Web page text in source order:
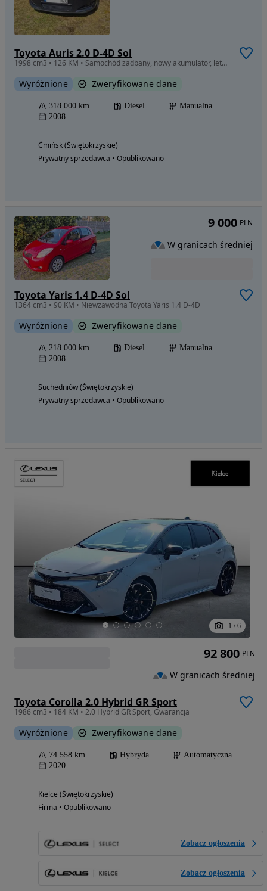
Toyota Auris 2.0 D-4D Sol
1998 cm3 • 126 KM • Samochód zadbany, nowy akumulator, letnie opony kupione w 2025, z
Wyróżnione Zweryfikowane dane
318 000 km Diesel
Manualna
2008
Ćmińsk (Świętokrzyskie)
Prywatny sprzedawca • Opublikowano
Toyota Yaris 1.4 D-4D Sol
1364 cm3 • 90 KM • Niewzawodna Toyota Yaris 1.4 D-4D
Wyróżnione Zweryfikowane dane
218 000 km Diesel
Manualna
2008
Suchedniów (Świętokrzyskie)
Prywatny sprzedawca • Opublikowano
9 000 PLN
W granicach średniej
1 / 6
Toyota Corolla 2.0 Hybrid GR Sport
1986 cm3 • 184 KM • 2.0 Hybrid GR Sport, Gwarancja
Wyróżnione Zweryfikowane dane
74 558 km Hybryda
Automatyczna
2020
Kielce (Świętokrzyskie)
Firma • Opublikowano
Zobacz ogłoszenia
Zobacz ogłoszenia
92 800 PLN
W granicach średniej